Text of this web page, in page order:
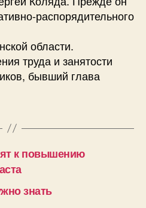
распорядительного
области.
труда и занятости
бывший глава
к повышению
знать